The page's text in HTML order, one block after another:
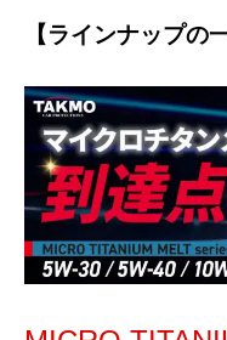
【ラインナップの